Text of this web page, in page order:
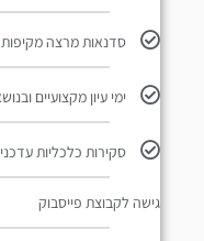
סדנאות מרצה מקיפות
ימי עיון מקצועיים
סקירות כלכליות
גישה לקבוצת פייסבוק